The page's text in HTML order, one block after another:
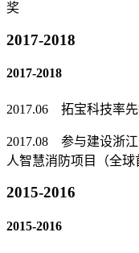
奖
2017-2018
2017-2018
2017.06 拓宝科技率
2017.08 参与建设浙
人智慧消防项目（全球
2015-2016
2015-2016